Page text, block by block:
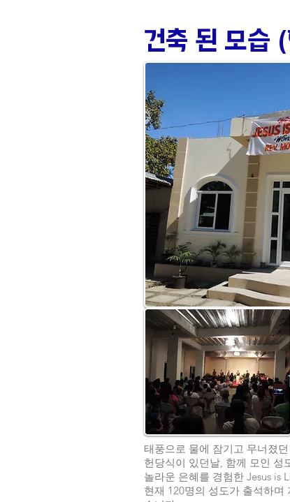
건축 된 모습
태풍으로 물에 잠기고 무너졌
헌당식이 있던날, 함께 모인 성
놀라운 은혜를 경험한 Jesus is
현재 120명의 성도가 출석하